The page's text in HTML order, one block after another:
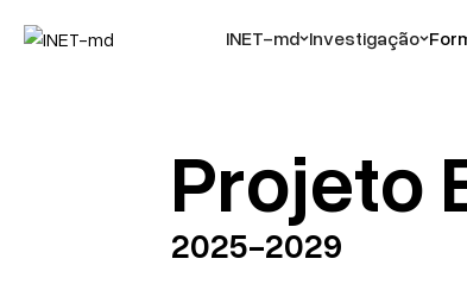
INET-md Investigação
Projeto
2025-2029